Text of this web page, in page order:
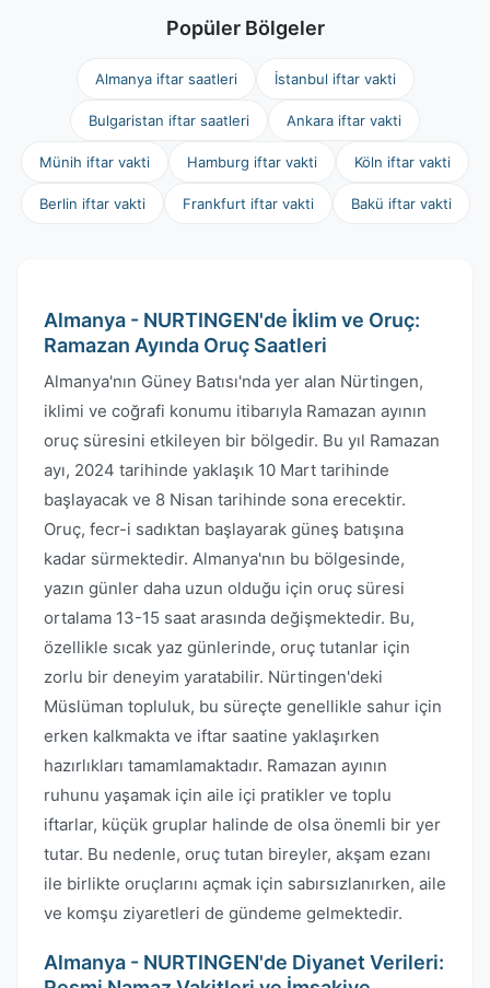
Popüler Bölgeler
Almanya iftar saatleri İstanbul iftar vakti
Bulgaristan iftar saatleri Ankara iftar vakti
Münih iftar vakti Hamburg iftar vakti Köln iftar vakti
Berlin iftar vakti Frankfurt iftar vakti Bakü iftar vakti
Almanya - NURTINGEN'de İklim ve Oruç:
Ramazan Ayında Oruç Saatleri
Almanya'nın Güney Batısı'nda yer alan Nürtingen,
iklimi ve coğrafi konumu itibarıyla Ramazan ayının
oruç süresini etkileyen bir bölgedir. Bu yıl Ramazan
ayı, 2024 tarihinde yaklaşık 10 Mart tarihinde
başlayacak ve 8 Nisan tarihinde sona erecektir.
Oruç, fecr-i sadıktan başlayarak güneş batışına
kadar sürmektedir. Almanya'nın bu bölgesinde,
yazın günler daha uzun olduğu için oruç süresi
ortalama 13-15 saat arasında değişmektedir. Bu,
özellikle sıcak yaz günlerinde, oruç tutanlar için
zorlu bir deneyim yaratabilir. Nürtingen'deki
Müslüman topluluk, bu süreçte genellikle sahur için
erken kalkmakta ve iftar saatine yaklaşırken
hazırlıkları tamamlamaktadır. Ramazan ayının
ruhunu yaşamak için aile içi pratikler ve toplu
iftarlar, küçük gruplar halinde de olsa önemli bir yer
tutar. Bu nedenle, oruç tutan bireyler, akşam ezanı
ile birlikte oruçlarını açmak için sabırsızlanırken, aile
ve komşu ziyaretleri de gündeme gelmektedir.
Almanya - NURTINGEN'de Diyanet Verileri: